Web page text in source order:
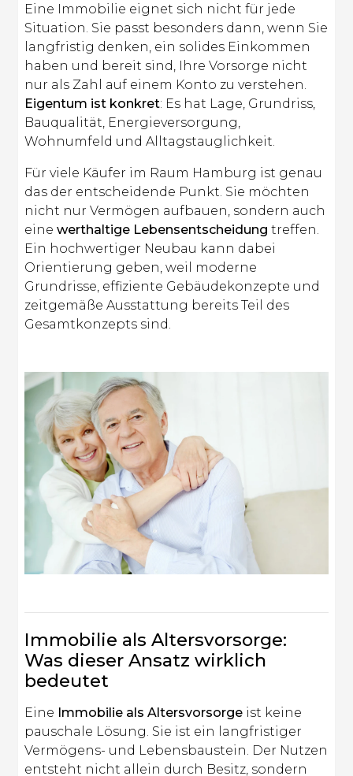
Eine Immobilie eignet sich nicht für jede
Situation. Sie passt besonders dann, wenn Sie
langfristig denken, ein solides Einkommen
haben und bereit sind, Ihre Vorsorge nicht
nur als Zahl auf einem Konto zu verstehen.
Eigentum ist konkret: Es hat Lage, Grundriss,
Bauqualität, Energieversorgung,
Wohnumfeld und Alltagstauglichkeit.
Für viele Käufer im Raum Hamburg ist genau
das der entscheidende Punkt. Sie möchten
nicht nur Vermögen aufbauen, sondern auch
einewerthaltige Lebensentscheidung treffen.
Ein hochwertiger Neubau kann dabei
Orientierung geben, weil moderne
Grundrisse, effiziente Gebäudekonzepte und
zeitgemäße Ausstattung bereits Teil des
Gesamtkonzepts sind.
Immobilie als Altersvorsorge:
Was dieser Ansatz wirklich
bedeutet
Eine Immobilie als Altersvorsorge ist keine
pauschale Lösung. Sie ist ein langfristiger
Vermögens- und Lebensbaustein. Der Nutzen
entsteht nicht allein durch Besitz, sondern